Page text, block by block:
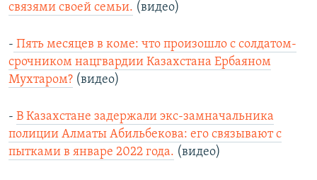
связями своей семьи. (видео)
- Пять месяцев в коме: что произошло с солдатом-
срочником нацгвардии Казахстана Ербаяном
Мухтаром? (видео)
- В Казахстане задержали экс-замначальника
полиции Алматы Абильбекова: его связывают с
пытками в январе 2022 года. (видео)